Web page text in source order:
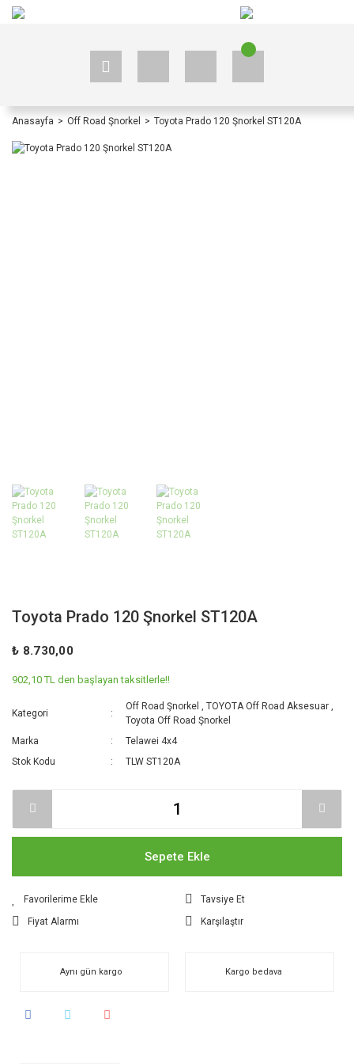
Anasayfa Off Road Şnorkel Toyota Prado 120 Şnorkel ST120A
Toyota Prado 120 Şnorkel ST120A
₺ 8.730,00
902,10 TL den başlayan taksitlerle!!
Kategori
Off Road Şnorkel ,TOYOTA Off Road Aksesuar
Toyota Off Road Şnorkel
Marka
Telawei 4x4
Stok Kodu
TLW ST120A
Sepete Ekle
Tavsiye Et
Fiyat Alarmı
Karşılaştır
Aynı gün kargo Kargo bedava